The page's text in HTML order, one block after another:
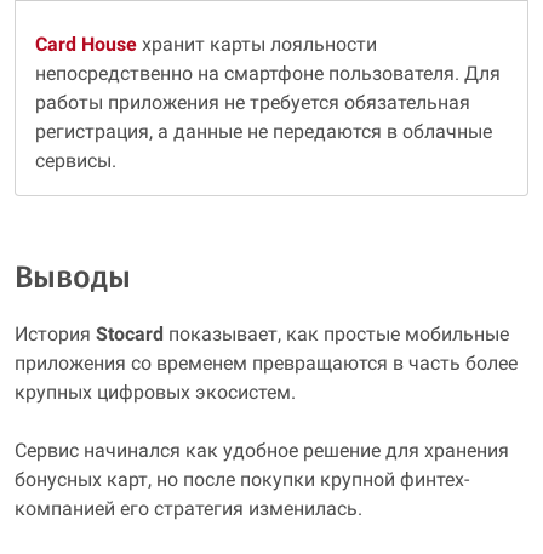
Card House хранит карты лояльности
непосредственно на смартфоне пользователя. Для
работы приложения не требуется обязательная
регистрация, а данные не передаются в облачные
сервисы.
Выводы
История Stocard показывает, как простые мобильные
приложения со временем превращаются в часть более
крупных цифровых экосистем.
Сервис начинался как удобное решение для хранения
бонусных карт, но после покупки крупной финтех-
компанией его стратегия изменилась.